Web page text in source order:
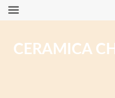
CERAMICA CH